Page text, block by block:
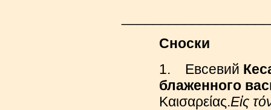
Сноски
1. Евсевий
блаженного
Καισαρείας.Εἰς